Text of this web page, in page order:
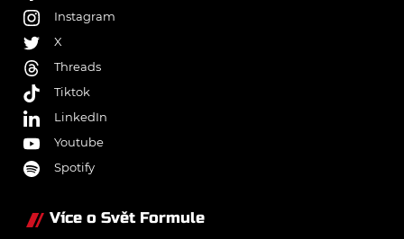
Instagram
X
Threads
Tiktok
LinkedIn
Youtube
Spotify
Více o Svět Formule